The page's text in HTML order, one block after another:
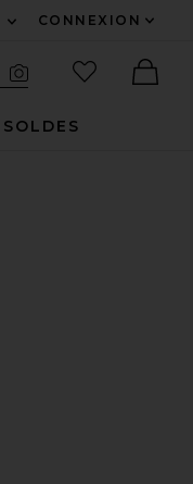
CONNEXION
Recherche
Articles
SOLDES